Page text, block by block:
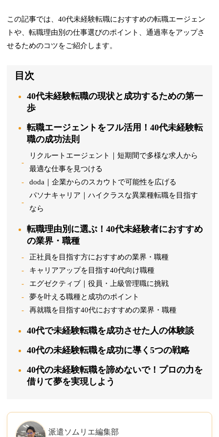
この記事では、40代未経験転職におすすめの転職エージェン
トや、転職理由別の仕事選びのポイント、通過率をアップさ
せるためのコツをご紹介します。
目次
40代未経験転職の現状と成功するための第一
歩
転職エージェントをフル活用！40代未経験転
職の成功法則
リクルートエージェント｜短期間で多様な求人から
最適な仕事を見つける
doda｜企業からのスカウトで可能性を広げる
パソナキャリア｜ハイクラスな異業種転職を目指す
なら
転職理由別に選ぶ！40代未経験者におすすめ
の業界・職種
正社員を目指す方におすすめの業界・職種
キャリアアップを目指す40代向け職種
エグゼクティブ｜役員・上級管理職に挑戦
夢を叶える職種と成功のポイント
再就職を目指す40代におすすめの業界・職種
40代で未経験転職を成功させた人の体験談
40代の未経験転職を成功に導く5つの戦略
40代の未経験転職を諦めないで！プロの力を
借りて夢を実現しよう
派遣ソムリエ編集部